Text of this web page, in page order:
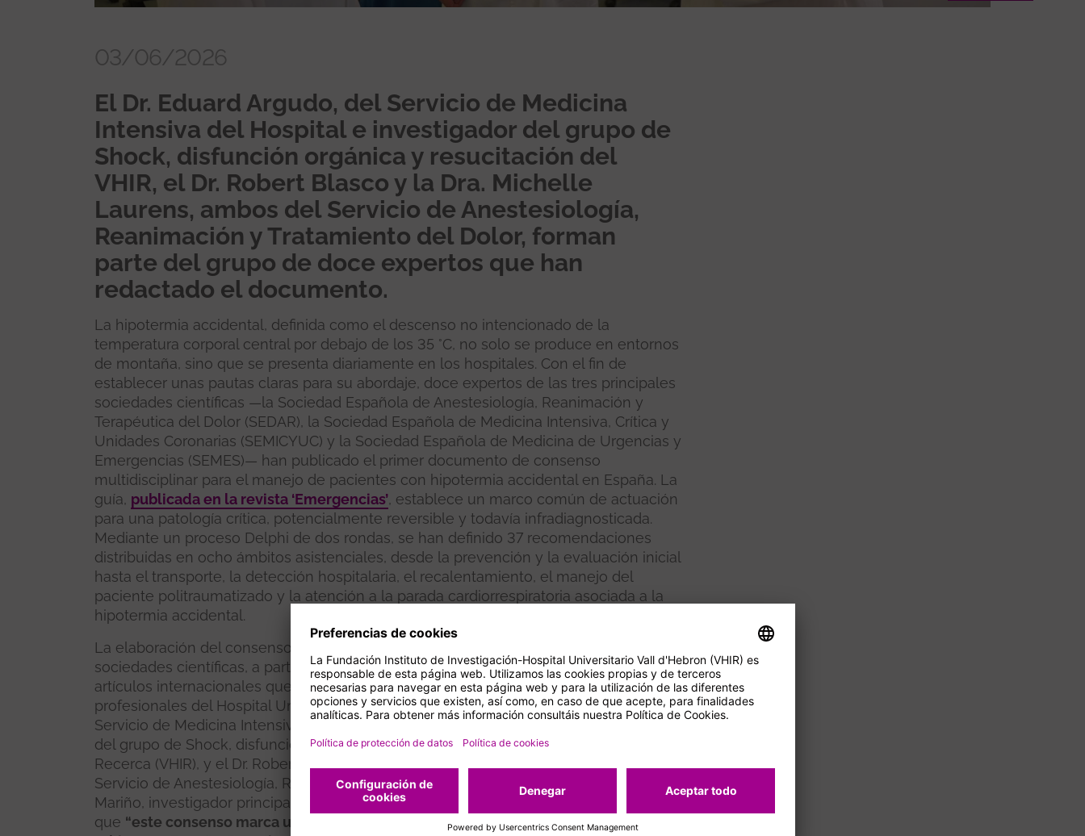
03/06/2026
El Dr. Eduard Argudo, del Servicio de Medicina
Intensiva del Hospital e investigador del grupo de
Shock, disfunción orgánica y resucitación del
VHIR, el Dr. Robert Blasco y la Dra. Michelle
Laurens, ambos del Servicio de Anestesiología,
Reanimación y Tratamiento del Dolor, forman
parte del grupo de doce expertos que han
redactado el documento.
La hipotermia accidental, definida como el descenso no intencionado de la
temperatura corporal central por debajo de los 35 °C, no solo se produce en entornos
de montaña, sino que se presenta diariamente en los hospitales. Con el fin de
establecer unas pautas claras para su abordaje, doce expertos de las tres principales
sociedades científicas —la Sociedad Española de Anestesiología, Reanimación y
Terapéutica del Dolor (SEDAR), la Sociedad Española de Medicina Intensiva, Crítica y
Unidades Coronarias (SEMICYUC) y la Sociedad Española de Medicina de Urgencias y
Emergencias (SEMES)— han publicado el primer documento de consenso
multidisciplinar para el manejo de pacientes con hipotermia accidental en España. La
guía, publicada en la revista ‘Emergencias’, establece un marco común de actuación
para una patología crítica, potencialmente reversible y todavía infradiagnosticada.
Mediante un proceso Delphi de dos rondas, se han definido 37 recomendaciones
distribuidas en ocho ámbitos asistenciales, desde la prevención y la evaluación inicial
hasta el transporte, la detección hospitalaria, el recalentamiento, el manejo del
paciente politraumatizado y la atención a la parada cardiorrespiratoria asociada a la
hipotermia accidental.
La elaboración del consenso ha sido realizada por un grupo de 12 expertos de las tres
sociedades científicas, a partir de una revisión sistemática exploratoria de 281
artículos internacionales que incluyen 1.704.632 pacientes. De ellos, tres son
profesionales del Hospital Universitario Vall d’Hebron: el Dr. Eduard Argudo, del
Servicio de Medicina Intensiva del Hospital, miembro de la SEMICYUC e investigador
del grupo de Shock, disfunción orgánica y resucitación del Vall d'Hebron Institut de
Recerca (VHIR), y el Dr. Robert Blasco Mariño y la Dra. Michelle Laurens, ambos del
Servicio de Anestesiología, Reanimación y Tratamiento del Dolor. El Dr. Robert Blasco
Mariño, investigador principal del documento y representante de la SEDAR, destaca
que “este consenso marca un hito en la medicina de urgencias y los cuidados